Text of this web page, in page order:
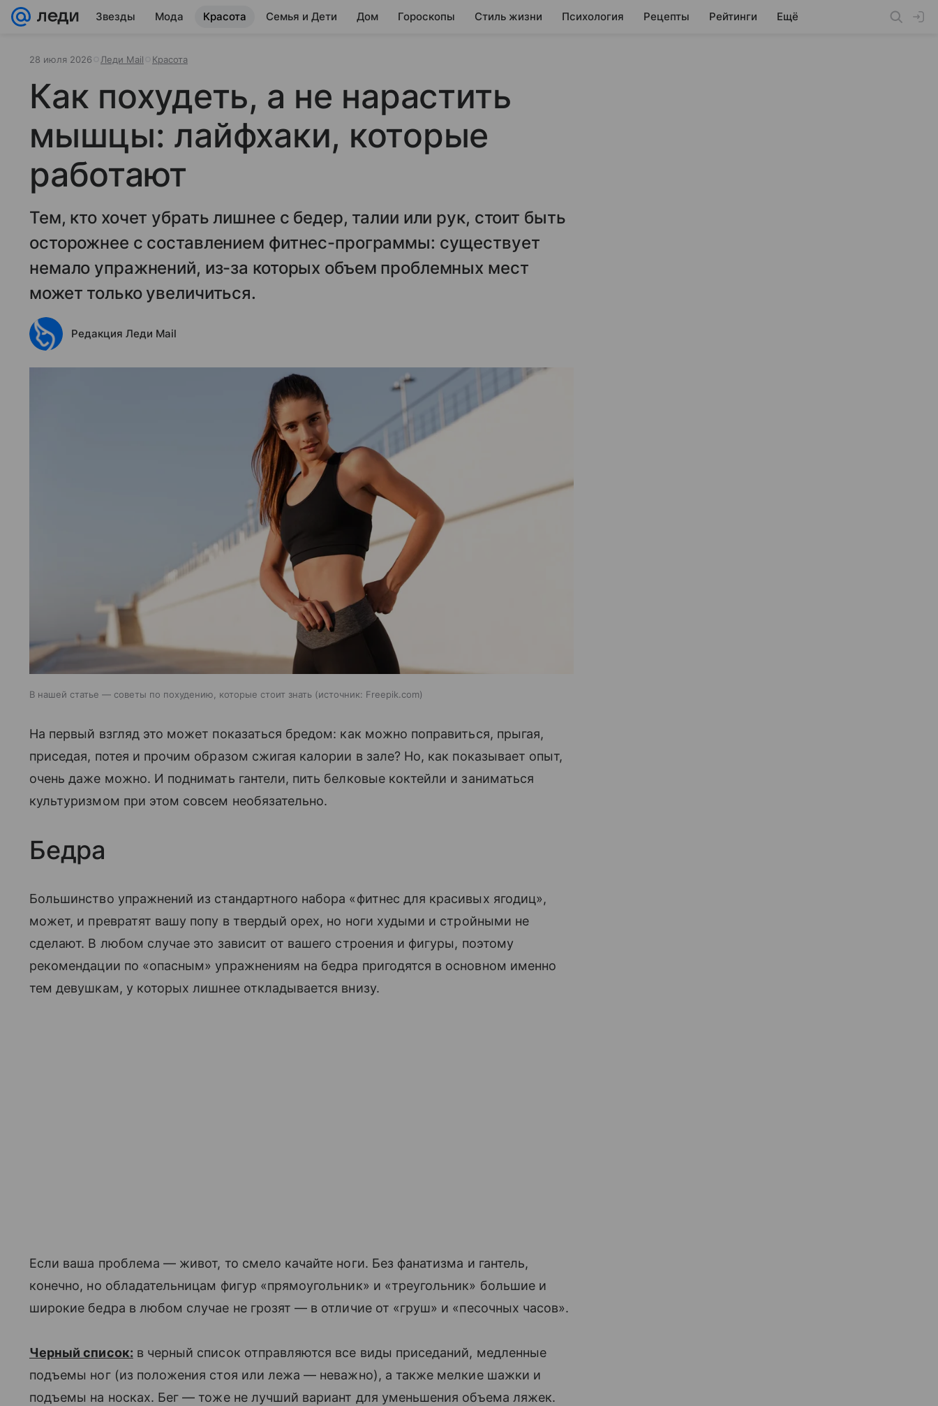
Звезды Мода Красота Семья и Дети Дом Гороскопы Стиль жизни Психология Рецепты Рейтинги Ещё
28 июля 2026 Леди Mail Красота
Как похудеть, а не нарастить
мышцы: лайфхаки, которые
работают
Тем, кто хочет убрать лишнее с бедер, талии или рук, стоит быть
осторожнее с составлением фитнес-программы: существует
немало упражнений, из-за которых объем проблемных мест
может только увеличиться.
Редакция Леди Mail
В нашей статье — советы по похудению, которые стоит знать источник: Freepik.com
На первый взгляд это может показаться бредом: как можно поправиться, прыгая,
приседая, потея и прочим образом сжигая калории в зале? Но, как показывает опыт,
очень даже можно. И поднимать гантели, пить белковые коктейли и заниматься
культуризмом при этом совсем необязательно.
Бедра
Большинство упражнений из стандартного набора «фитнес для красивых ягодиц»,
может, и превратят вашу попу в твердый орех, но ноги худыми и стройными не
сделают. В любом случае это зависит от вашего строения и фигуры, поэтому
рекомендации по «опасным» упражнениям на бедра пригодятся в основном именно
тем девушкам, у которых лишнее откладывается внизу.
Если ваша проблема — живот, то смело качайте ноги. Без фанатизма и гантель,
конечно, но обладательницам фигур «прямоугольник» и «треугольник» большие и
широкие бедра в любом случае не грозят — в отличие от «груш» и «песочных часов».
Черный список: в черный список отправляются все виды приседаний, медленные
подъемы ног (из положения стоя или лежа — неважно), а также мелкие шажки и
подъемы на носках. Бег — тоже не лучший вариант для уменьшения объема ляжек.